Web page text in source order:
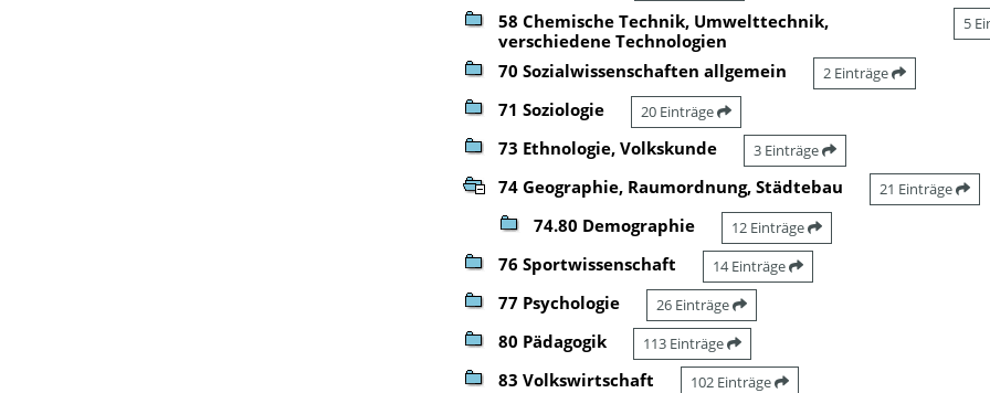
58 Chemische Technik, Umwelttechnik,
verschiedene Technologien
5
70 Sozialwissenschaften allgemein 2 Einträge
71 Soziologie 20 Einträge
73 Ethnologie, Volkskunde 3 Einträge
74 Geographie, Raumordnung, Städtebau 21 Einträge
74.80 Demographie 12 Einträge
76 Sportwissenschaft 14 Einträge
77 Psychologie 26 Einträge
80 Pädagogik 113 Einträge
83 Volkswirtschaft 102 Einträge